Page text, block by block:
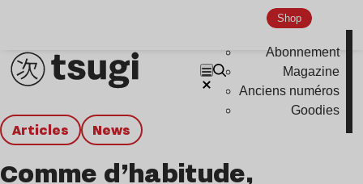
Shop
Abonnement
Magazine
Anciens numéros
Goodies
Articles news
Comme d’habitude,